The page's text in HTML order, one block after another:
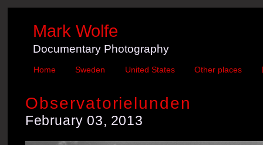
Mark Wolfe
Documentary Photography
Home Sweden United States Other places
Observatorielunden
February 03, 2013